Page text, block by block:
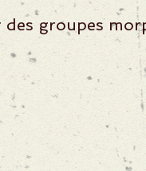
groupes